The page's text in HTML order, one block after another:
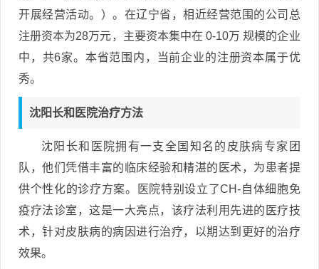
开展经营活动。）。在辽宁省，相近经营范围的公司总
注册资本为28万元，主要资本集中在 0-10万 规模的企业
中，共6家。本省范围内，当前企业的注册资本属于优
秀。
沈阳长和医院治疗方法
沈阳长和医院拥有一支全国知名的皮肤病专家团
队，他们凭借丰富的临床经验和精湛的医术，为患者提
供个性化的诊疗方案。医院特别设立了CH-自体细胞免
疫疗法诊室，这是一大亮点，该疗法利用先进的医疗技
术，针对皮肤病的病因进行治疗，以期达到更好的治疗
效果。